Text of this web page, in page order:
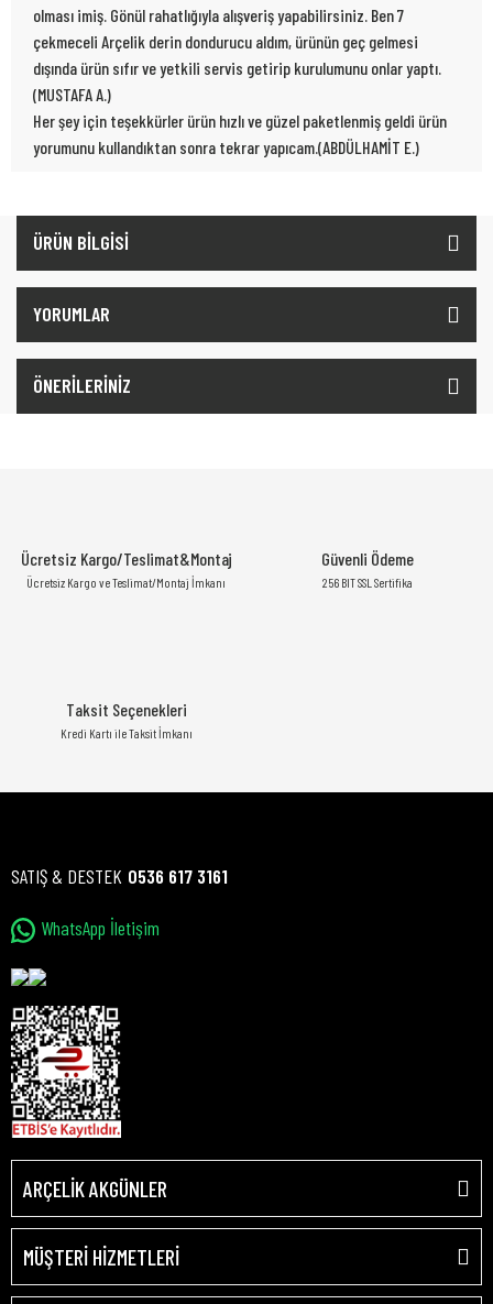
olması imiş. Gönül rahatlığıyla alışveriş yapabilirsiniz. Ben 7
çekmeceli Arçelik derin dondurucu aldım, ürünün geç gelmesi
dışında ürün sıfır ve yetkili servis getirip kurulumunu onlar yaptı.
(MUSTAFA A.)
Her şey için teşekkürler ürün hızlı ve güzel paketlenmiş geldi ürün
yorumunu kullandıktan sonra tekrar yapıcam.(ABDÜLHAMİT E.)
ÜRÜN BİLGİSİ
YORUMLAR
ÖNERİLERİNİZ
Ücretsiz Kargo/Teslimat&Montaj
Ücretsiz Kargo ve Teslimat/Montaj İmkanı
Güvenli Ödeme
256 BIT SSL Sertifika
Taksit Seçenekleri
Kredi Kartı ile Taksit İmkanı
SATIŞ & DESTEK 0536 617 3161
WhatsApp İletişim
ARÇELİK AKGÜNLER
MÜŞTERİ HİZMETLERİ